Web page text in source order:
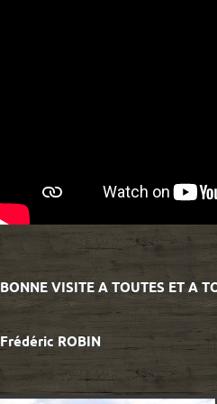
BONNE VISITE A TOUTES ET A
Frédéric ROBIN